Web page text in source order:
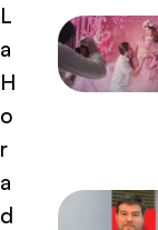
L
a
H
o
r
a
d